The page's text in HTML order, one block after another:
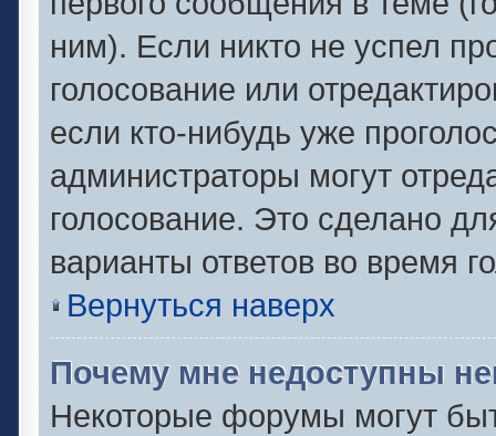
ним). Если никто не успел
голосование или
если кто-нибудь уже
администраторы могут
голосование. Это сделано
варианты ответов во время
Вернуться наверх
Почему мне недоступны
Некоторые форумы могут